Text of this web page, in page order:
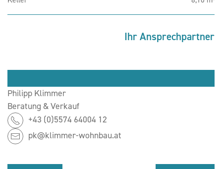
Ihr Ansprechpartner
Philipp Klimmer
Beratung & Verkauf
+43 (0)5574 64004 12
pk@klimmer-wohnbau.at